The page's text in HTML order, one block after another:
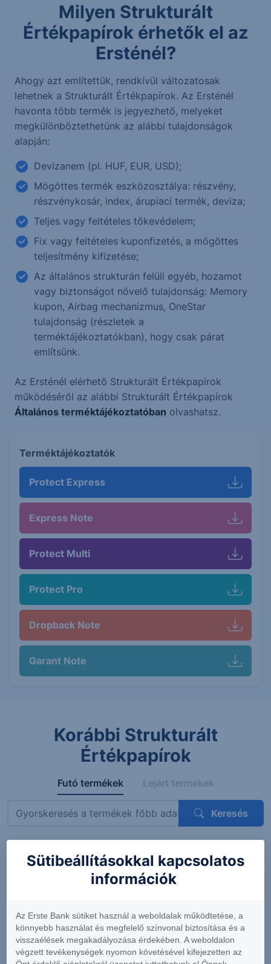
Milyen Strukturált
Értékpapírok érhetők el az
Ersténél?
Ahogy azt említettük, rendkívül változatosak
lehetnek a Strukturált Értékpapírok. Az Ersténél
havonta több termék is jegyezhető, melyeket
megkülönböztethetünk az alábbi tulajdonságok
alapján:
Devizanem (pl. HUF, EUR, USD);
Mögöttes termék eszközosztálya: részvény,
részvénykosár, index, árupiaci termék, deviza;
Teljes vagy feltételes tőkevédelem;
Fix vagy feltételes kuponfizetés, a mögöttes
teljesítmény kifizetése;
Az általános strukturán felüli egyéb, hozamot
vagy biztonságot növelő tulajdonság: Memory
kupon, Airbag mechanizmus, OneStar
tulajdonság (részletek a
terméktájékoztatókban), hogy csak párat
említsünk.
Az Ersténél elérhető Strukturált Értékpapírok
működéséről az alábbi Strukturált Értékpapírok
Általános terméktájékoztatóban olvashatsz.
Terméktájékoztatók
Protect Express
Express Note
Protect Multi
Protect Pro
Dropback Note
Garant Note
Korábbi Strukturált
Értékpapírok
Futó termékek Lejárt termékek
Keresés
Megnevezés ISIN Mögöttes termék Kupon
Express
OneStar
Smart
Infrastructure
EUR 26-29
AT0000A3VVT6
Siemens AG
Sütibeállításokkal kapcsolatos
információk
Az Erste Bank sütiket használ a weboldalak működtetése, a
könnyebb használat és megfelelő színvonal biztosítása és a
visszaélések megakadályozása érdekében. A weboldalon
végzett tevékenységek nyomon követésével kifejezetten az